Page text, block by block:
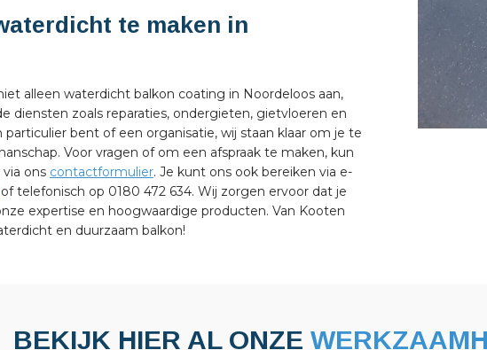
te maken in
alleen waterdicht balkon coating in Noordeloos aan,
diensten zoals reparaties, ondergieten, gietvloeren en
bent of een organisatie, wij staan klaar om je te
Voor vragen of om een afspraak te maken, kun
ons contactformulier. Je kunt ons ook bereiken via e-
of telefonisch op 0180 472 634. Wij zorgen ervoor dat je
expertise en hoogwaardige producten. Van Kooten
en duurzaam balkon!
BEKIJK HIER AL ONZE